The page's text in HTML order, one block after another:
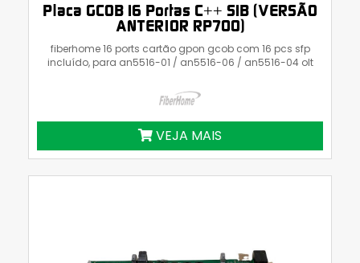
Placa GCOB 16 Portas C++ S1B (VERSÃO
ANTERIOR RP700)
fiberhome 16 ports cartão gpon gcob com 16 pcs sfp
incluído, para an5516-01 / an5516-06 / an5516-04 olt
VEJA MAIS